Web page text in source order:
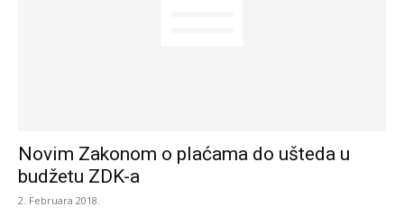
Novim Zakonom o plaćama do ušteda u
budžetu ZDK-a
2. Februara 2018.